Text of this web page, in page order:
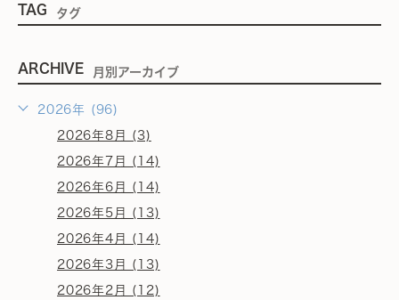
TAG タグ
ARCHIVE 月別アーカイブ
2026年 (96)
2026年8月 (3)
2026年7月 (14)
2026年6月 (14)
2026年5月 (13)
2026年4月 (14)
2026年3月 (13)
2026年2月 (12)